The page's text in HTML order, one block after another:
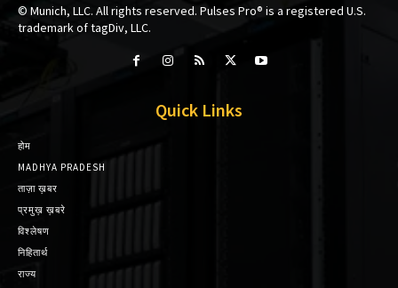
© Munich, LLC. All rights reserved. Pulses Pro® is a registered U.S.
trademark of tagDiv, LLC.
Quick Links
होम
MADHYA PRADESH
ताज़ा ख़बर
प्रमुख़ ख़बरे
विश्लेषण
निहितार्थ
राज्य